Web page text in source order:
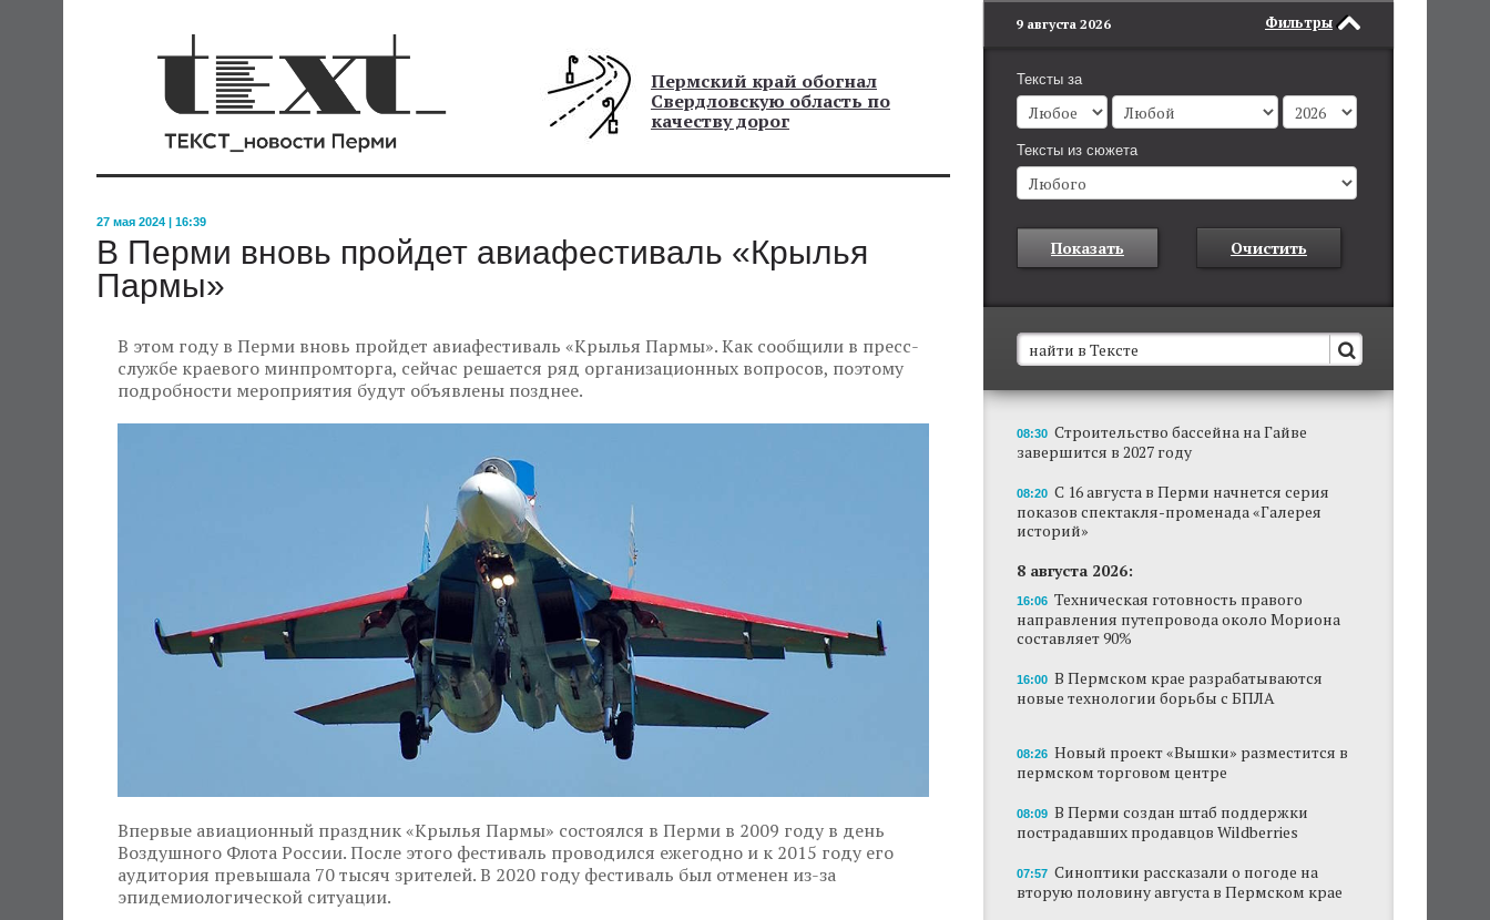
Пермский край обогнал
Свердловскую область по
качеству дорог
27 мая 2024 | 16:39
В Перми вновь пройдет авиафестиваль «Крылья
Пармы»
В этом году в Перми вновь пройдет авиафестиваль «Крылья Пармы». Как сообщили в пресс-
службе краевого минпромторга, сейчас решается ряд организационных вопросов, поэтому
подробности мероприятия будут объявлены позднее.
Впервые авиационный праздник «Крылья Пармы» состоялся в Перми в 2009 году в день
Воздушного Флота России. После этого фестиваль проводился ежегодно и к 2015 году его
аудитория превышала 70 тысяч зрителей. В 2020 году фестиваль был отменен из-за
эпидемиологической ситуации.
Фильтры
9 августа 2026
Тексты за
Тексты из сюжета
Показать Очистить
В Пермском крае установят новые станции
обнаружения беспилотников
Они используются для обнаружения и
отслеживания БПЛА в воздухе.
Новый проект «Вышки» разместится в
пермском торговом центре
В Перми создан штаб поддержки
пострадавших продавцов Wildberries
Сеть «Иль де Ботэ» уходит из Перми
Власти Перми намерены развернуть борьбу
с брошенными автомобилями
Продажи туров из Перми в Абхазию упали
на 30%
Власти вернулись к проекту большого
стадиона в Камской долине Перми
08:30 Строительство бассейна на Гайве
завершится в 2027 году
08:20 С 16 августа в Перми начнется серия
показов спектакля-променада «Галерея
историй»
8 августа 2026:
16:06 Техническая готовность правого
направления путепровода около Мориона
составляет 90%
16:00 В Пермском крае разрабатываются
новые технологии борьбы с БПЛА
08:26 Новый проект «Вышки» разместится в
пермском торговом центре
08:09 В Перми создан штаб поддержки
пострадавших продавцов Wildberries
07:57 Синоптики рассказали о погоде на
вторую половину августа в Пермском крае